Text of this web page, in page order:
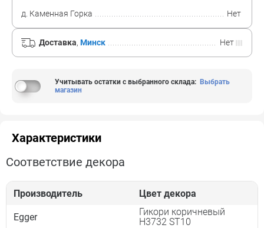
д. Каменная Горка
Нет
Доставка, Минск Нет
Учитывать остатки с выбранного склада: Выбрать
магазин
Характеристики
Соответствие декора
Производитель Цвет декора
Egger
Гикори коричневый
H3732 ST10